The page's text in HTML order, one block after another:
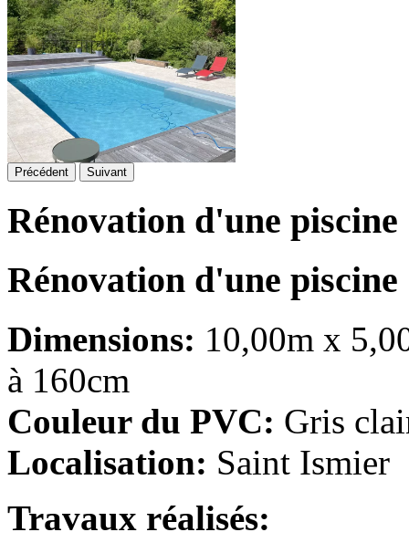
Précédent Suivant
Rénovation d'une piscine
Rénovation d'une piscine
Dimensions: 10,00m x
à 160cm
Couleur du PVC: Gris
Localisation: Saint Ismier
Travaux réalisés: